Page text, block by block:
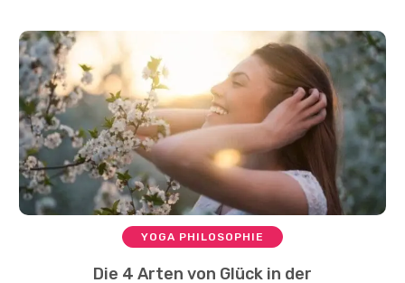
YOGA PHILOSOPHIE
Die 4 Arten von Glück in der